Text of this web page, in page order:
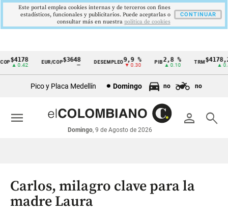
Cintillo
económicos
Colombia
$4178
▲ 0.42
EUR/COP$3648 DESEMPLEO9,9 %
▼ 0.30
2,8 %
▲ 0.10
TRM$4178,23
▲ 0.42
Pico y Placa Medellín Domingo no no
person search
Domingo, 9 de Agosto de 2026
menu
Carlos, milagro clave para la
madre Laura
Este portal emplea cookies internas y de terceros con fines
estadísticos, funcionales y publicitarios. Puede aceptarlas o
consultar más en nuestra politica de cookies
CONTINUAR